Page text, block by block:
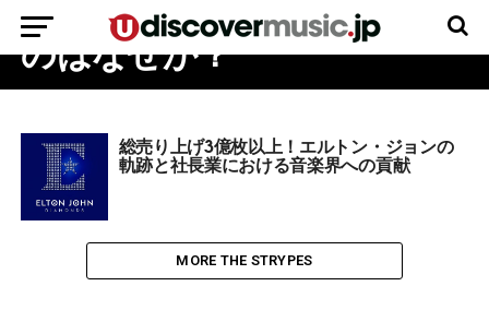
だけが現役を続けていられる
のはなぜか？
総売り上げ3億枚以上！エルトン・ジョンの
軌跡と社長業における音楽界への貢献
MORE THE STRYPES